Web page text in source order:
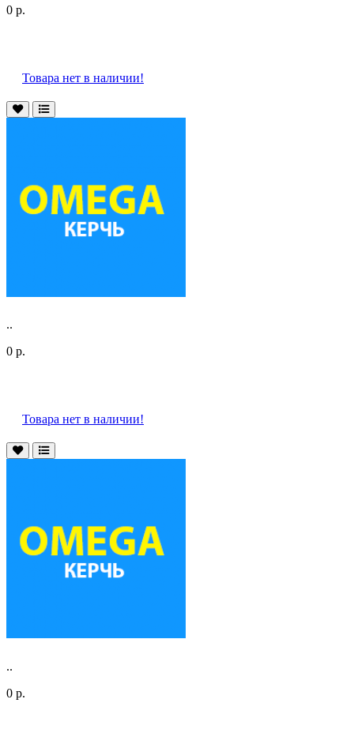
0 р.
Товара нет в наличии!
..
0 р.
Товара нет в наличии!
..
0 р.